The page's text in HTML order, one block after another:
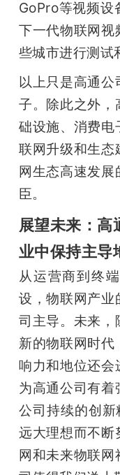
GoPro等视频设
下一代物联网视
些城市进行测试
以上只是高通
子。除此之外，
础设施、消费电
联网升级和生态
网生态高速发
臣。
展望未来：高
业中保持主导
从运营商到终
设，物联网产业
司主导。未来，
新的物联网时
响力和地位还会
为高通公司有
公司持续的创新
远大理想而不断
网和未来物联